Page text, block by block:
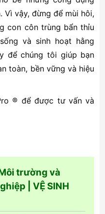
vậy, đừng để mùi hôi,
con côn trùng bẩn thỉu
và sinh hoạt hằng
để chúng tôi giúp bạn
toàn, bền vững và hiệu
® để được tư vấn và
trường và
| VỆ SINH